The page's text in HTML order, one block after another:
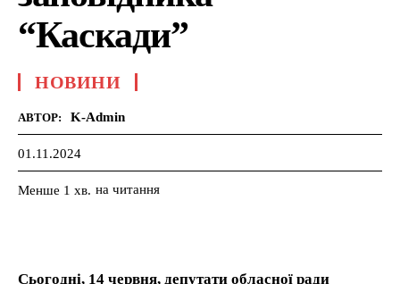
“Каскади”
НОВИНИ
АВТОР: K-Admin
01.11.2024
Менше 1 хв. на читання
Сьогодні, 14 червня, депутати обласної ради